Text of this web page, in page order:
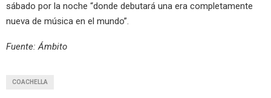
sábado por la noche “donde debutará una era completamente
nueva de música en el mundo”.
Fuente: Ámbito
COACHELLA